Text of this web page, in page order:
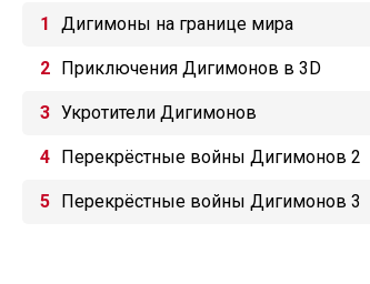
Дигимоны на границе мира
Приключения Дигимонов в 3D
Укротители Дигимонов
Перекрёстные войны Дигимонов 2
Перекрёстные войны Дигимонов 3